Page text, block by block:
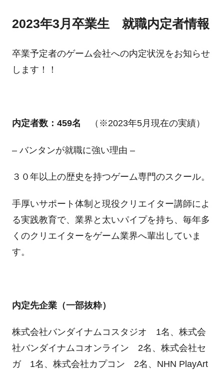
2023年3月卒業生 就職内定者情報
卒業予定者のゲーム会社への内定状況をお知らせ
します！！
内定者数：459名 （※2023年5月現在の実績）
– バンタンが就職に強い理由 –
３０年以上の歴史を持つゲーム専門のスクール。
手厚いサポート体制と現役クリエイター講師によ
る実践教育で、業界と太いパイプを持ち、毎年多
くのクリエイターをゲーム業界へ輩出していま
す。
内定先企業（一部抜粋）
株式会社バンダイナムコスタジオ 1名、株式会
社バンダイナムコオンライン 2名、 株式会社セ
ガ 1名、 株式会社カプコン 2名、 NHN PlayArt